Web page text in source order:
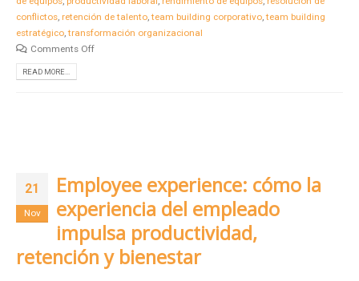
conflictos, retención de talento,team building corporativo,team building
estratégico,transformación organizacional
Comments Off
READ MORE...
21
Nov
Employee experience: cómo la
experiencia del empleado
impulsa productividad,
retención y bienestar